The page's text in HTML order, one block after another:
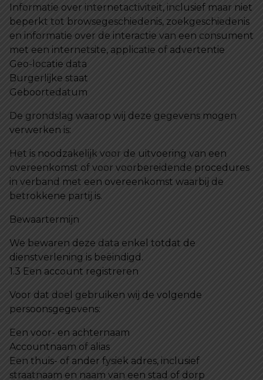
Informatie over internetactiviteit, inclusief maar niet
beperkt tot browsegeschiedenis, zoekgeschiedenis
en informatie over de interactie van een consument
met een internetsite, applicatie of advertentie
Geo-locatie data
Burgerlijke staat
Geboortedatum
De grondslag waarop wij deze gegevens mogen
verwerken is:
Het is noodzakelijk voor de uitvoering van een
overeenkomst of voor voorbereidende procedures
in verband met een overeenkomst waarbij de
betrokkene partij is.
Bewaartermijn
We bewaren deze data enkel totdat de
dienstverlening is beëindigd.
1.3 Een account registreren
Voor dat doel gebruiken wij de volgende
persoonsgegevens:
Een voor- en achternaam
Accountnaam of alias
Een thuis- of ander fysiek adres, inclusief
straatnaam en naam van een stad of dorp